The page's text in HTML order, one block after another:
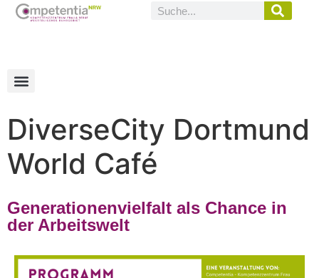
DiverseCity Dortmund
World Café
Generationenvielfalt als Chance in
der Arbeitswelt